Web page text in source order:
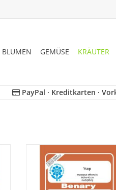
BLUMEN GEMÜSE KRÄUTER
PayPal · Kreditkarten ·
Fleischgerichten ein apartes
Aroma. Mehrjährig. 40 cm.
ZUM WARENKORB